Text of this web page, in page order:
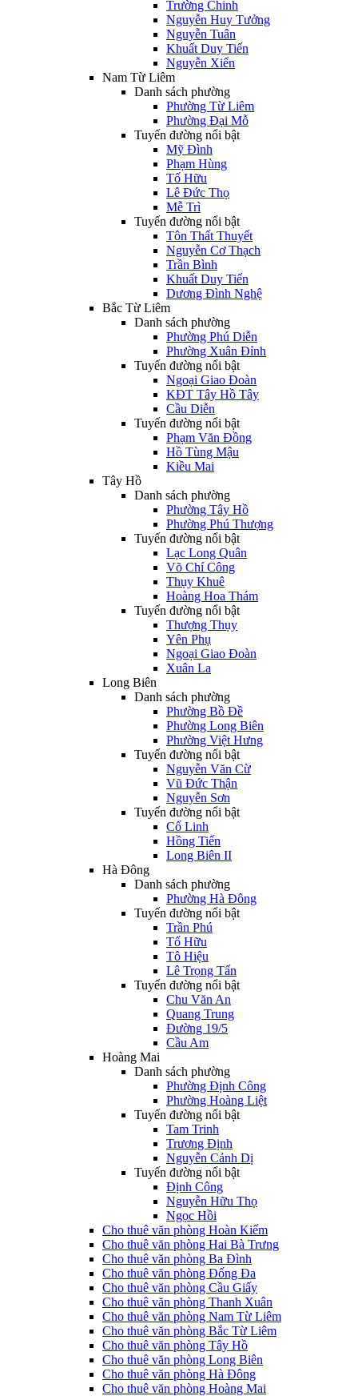
Trường Chinh
Nguyễn Huy Tưởng
Nguyễn Tuân
Khuất Duy Tiến
Nguyễn Xiển
Nam Từ Liêm
Danh sách phường
Phường Từ Liêm
Phường Đại Mỗ
Tuyến đường nổi bật
Mỹ Đình
Phạm Hùng
Tố Hữu
Lê Đức Thọ
Mễ Trì
Tuyến đường nổi bật
Tôn Thất Thuyết
Nguyễn Cơ Thạch
Trần Bình
Khuất Duy Tiến
Dương Đình Nghệ
Bắc Từ Liêm
Danh sách phường
Phường Phú Diễn
Phường Xuân Đỉnh
Tuyến đường nổi bật
Ngoại Giao Đoàn
KĐT Tây Hồ Tây
Cầu Diễn
Tuyến đường nổi bật
Phạm Văn Đồng
Hồ Tùng Mậu
Kiều Mai
Tây Hồ
Danh sách phường
Phường Tây Hồ
Phường Phú Thượng
Tuyến đường nổi bật
Lạc Long Quân
Võ Chí Công
Thụy Khuê
Hoàng Hoa Thám
Tuyến đường nổi bật
Thượng Thụy
Yên Phụ
Ngoại Giao Đoàn
Xuân La
Long Biên
Danh sách phường
Phường Bồ Đề
Phường Long Biên
Phường Việt Hưng
Tuyến đường nổi bật
Nguyễn Văn Cừ
Vũ Đức Thận
Nguyễn Sơn
Tuyến đường nổi bật
Cổ Linh
Hồng Tiến
Long Biên II
Hà Đông
Danh sách phường
Phường Hà Đông
Tuyến đường nổi bật
Trần Phú
Tố Hữu
Tô Hiệu
Lê Trọng Tấn
Tuyến đường nổi bật
Chu Văn An
Quang Trung
Đường 19/5
Cầu Am
Hoàng Mai
Danh sách phường
Phường Định Công
Phường Hoàng Liệt
Tuyến đường nổi bật
Tam Trinh
Trương Định
Nguyễn Cảnh Dị
Tuyến đường nổi bật
Định Công
Nguyễn Hữu Thọ
Ngọc Hồi
Cho thuê văn phòng Hoàn Kiếm
Cho thuê văn phòng Hai Bà Trưng
Cho thuê văn phòng Ba Đình
Cho thuê văn phòng Đống Đa
Cho thuê văn phòng Cầu Giấy
Cho thuê văn phòng Thanh Xuân
Cho thuê văn phòng Nam Từ Liêm
Cho thuê văn phòng Bắc Từ Liêm
Cho thuê văn phòng Tây Hồ
Cho thuê văn phòng Long Biên
Cho thuê văn phòng Hà Đông
Cho thuê văn phòng Hoàng Mai